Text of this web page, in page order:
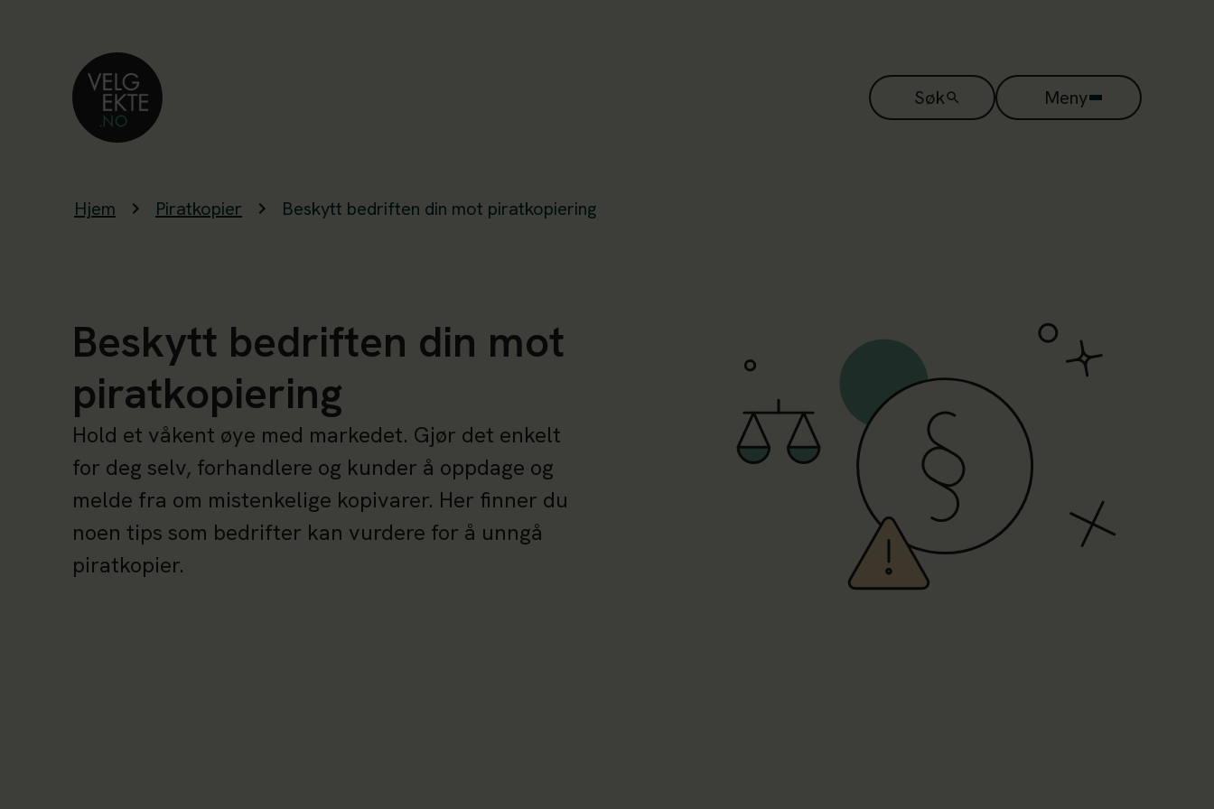
Søk Meny
Hjem Piratkopier Beskytt bedriften din mot piratkopiering
Beskytt bedriften din mot
piratkopiering
Hold et våkent øye med markedet. Gjør det enkelt
for deg selv, forhandlere og kunder å oppdage og
melde fra om mistenkelige kopivarer. Her finner du
noen tips som bedrifter kan vurdere for å unngå
piratkopier.